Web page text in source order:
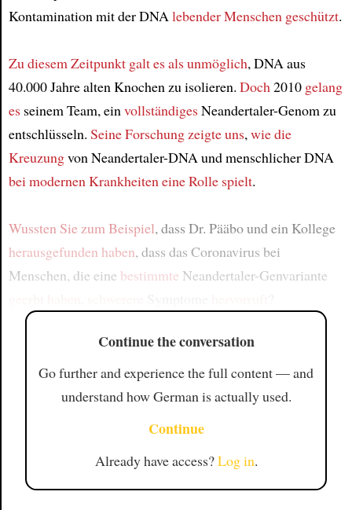
Kontamination mit der DNAlebender Menschen geschützt.
Zu diesem Zeitpunkt galt es alsunmöglich, DNA aus
40.000 Jahre alten Knochen zu isolieren. Doch2010 gelang
esseinem Team, einvollständigesNeandertaler-Genom zu
entschlüsseln. Seine Forschung zeigte uns,wie die
Kreuzungvon Neandertaler-DNA und menschlicher DNA
bei modernen Krankheiteneine Rolle spielt.
Wussten Siezum Beispiel, dass Dr. Pääbo und ein Kollege
herausgefunden haben, dass das Coronavirus bei
Menschen, die eine bestimmte Neandertaler-Genvariante
Continue the conversation
Go further and experience the full content — and
understand how German is actually used.
Continue
Already have access?Log in.